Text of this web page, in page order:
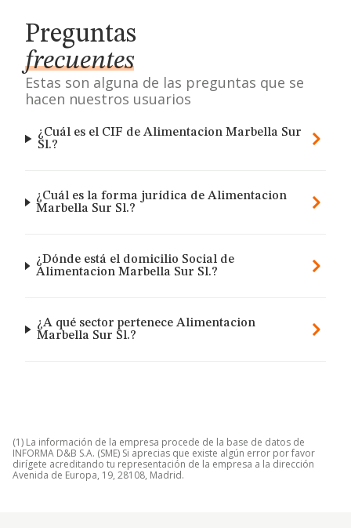
Preguntas
frecuentes
Estas son alguna de las preguntas que se
hacen nuestros usuarios
¿Cuál es el CIF de Alimentacion Marbella Sur
Sl.?
¿Cuál es la forma jurídica de Alimentacion
Marbella Sur Sl.?
¿Dónde está el domicilio Social de
Alimentacion Marbella Sur Sl.?
¿A qué sector pertenece Alimentacion
Marbella Sur Sl.?
(1) La información de la empresa procede de la base de datos de
INFORMA D&B S.A. (SME) Si aprecias que existe algún error por favor
dirígete acreditando tu representación de la empresa a la dirección
Avenida de Europa, 19, 28108, Madrid.